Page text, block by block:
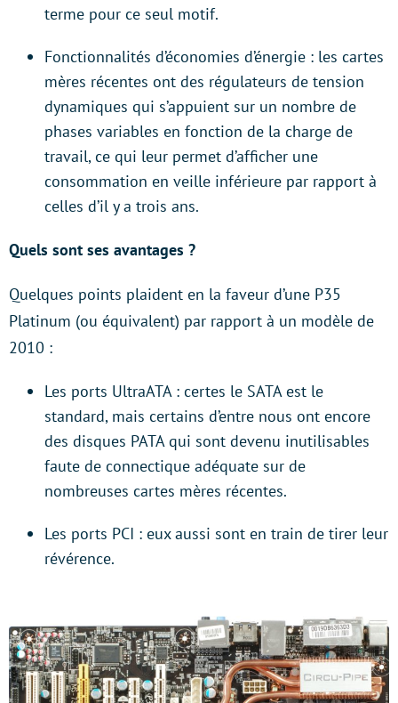
terme pour ce seul motif.
Fonctionnalités d’économies d’énergie : les cartes
mères récentes ont des régulateurs de tension
dynamiques qui s’appuient sur un nombre de
phases variables en fonction de la charge de
travail, ce qui leur permet d’afficher une
consommation en veille inférieure par rapport à
celles d’il y a trois ans.
Quels sont ses avantages ?
Quelques points plaident en la faveur d’une P35
Platinum (ou équivalent) par rapport à un modèle de
2010 :
Les ports UltraATA : certes le SATA est le
standard, mais certains d’entre nous ont encore
des disques PATA qui sont devenu inutilisables
faute de connectique adéquate sur de
nombreuses cartes mères récentes.
Les ports PCI : eux aussi sont en train de tirer leur
révérence.